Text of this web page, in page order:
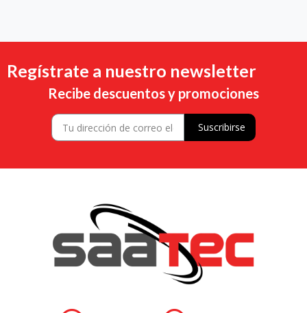
Regístrate a nuestro newsletter
Recibe descuentos y promociones
Suscribirse